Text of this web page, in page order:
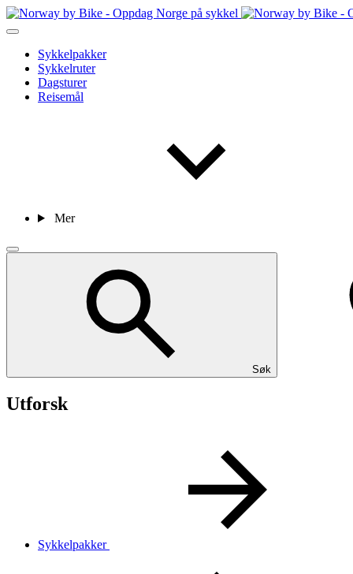
Sykkelpakker
Sykkelruter
Dagsturer
Reisemål
Mer
Søk
Utforsk
Sykkelpakker